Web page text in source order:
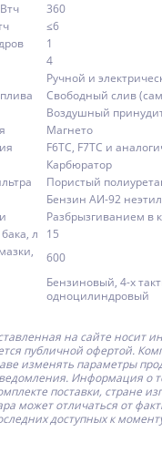
360
≤6
1
4
Ручной и
Свободный слив
Воздушный
Магнето
F6TC, F7TC и
Карбюратор
Пористый
Бензин АИ-92
Разбрызгиванием в
л
15
600
Бензиновый, 4-х
одноцилиндровый
на сайте носит
публичной офертой.
изменять параметры
Информация о
поставки, стране
может отличаться от
доступных к